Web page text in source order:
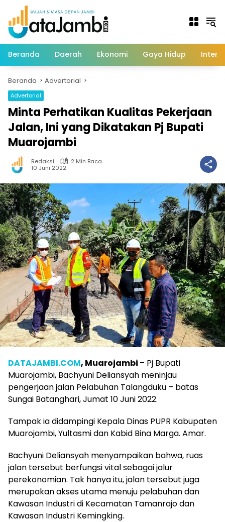
Langsung
konten
Beranda Daerah Ekonomi Gaya Hidup
Beranda Advertorial
Advertorial
Minta Perhatikan Kualitas Pekerjaan
Jalan, Ini yang Dikatakan Pj Bupati
Muarojambi
Redaksi
2 Min Baca
10 Juni 2022
DATAJAMBI.COM, Muarojambi – Pj Bupati
Muarojambi, Bachyuni Deliansyah meninjau
pengerjaan jalan Pelabuhan Talangduku – batas
Sungai Batanghari, Jumat 10 Juni 2022.
Tampak ia didampingi Kepala Dinas PUPR Kabupaten
Muarojambi, Yultasmi dan Kabid Bina Marga. Amar.
Bachyuni Deliansyah menyampaikan bahwa, ruas
jalan tersebut berfungsi vital sebagai jalur
perekonomian. Tak hanya itu, jalan tersebut juga
merupakan akses utama menuju pelabuhan dan
Kawasan Industri di Kecamatan Tamanrajo dan
Kawasan Industri Kemingking.